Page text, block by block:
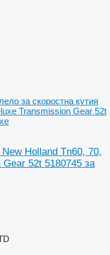
за скоростна кутия
Transmission Gear 52t
Holland Tn60, 70,
52t 5180745 за